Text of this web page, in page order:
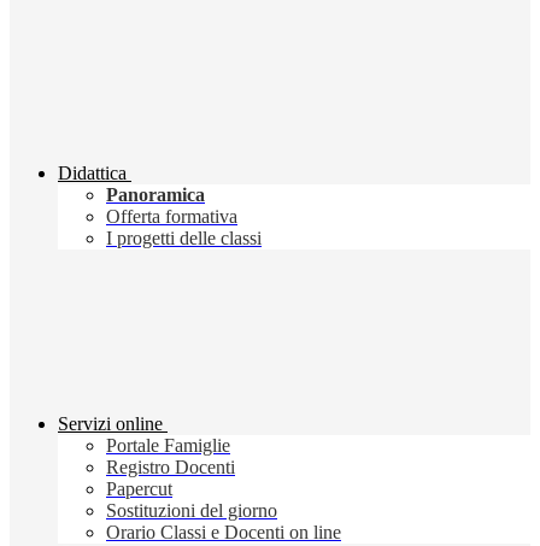
Didattica
Panoramica
Offerta formativa
I progetti delle classi
Servizi online
Portale Famiglie
Registro Docenti
Papercut
Sostituzioni del giorno
Orario Classi e Docenti on line